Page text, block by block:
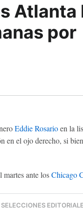
Atlanta
por
Eddie Rosarioen la
el ojo derecho, si
ante losChicago
SELECCIONES